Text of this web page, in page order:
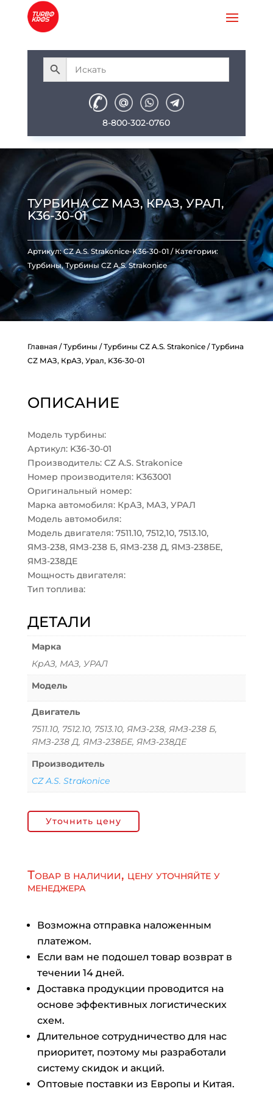
8-800-302-0760
ТУРБИНА CZ МАЗ, КРАЗ, УРАЛ,
K36-30-01
Артикул:CZ A.S. Strakonice-K36-30-01
Категории:
Турбины,Турбины CZ A.S. Strakonice
Главная/Турбины /Турбины CZ A.S. Strakonice/ Турбина
CZ МАЗ, КрАЗ, Урал, K36-30-01
ОПИСАНИЕ
Модель турбины:
Артикул: K36-30-01
Производитель: CZ A.S. Strakonice
Номер производителя: K363001
Оригинальный номер:
Марка автомобиля: КрАЗ, МАЗ, УРАЛ
Модель автомобиля:
Модель двигателя: 7511.10, 7512,10, 7513.10,
ЯМЗ-238, ЯМЗ-238 Б, ЯМЗ-238 Д, ЯМЗ-238БЕ,
ЯМЗ-238ДЕ
Мощность двигателя:
Тип топлива:
ДЕТАЛИ
Марка
КрАЗ, МАЗ, УРАЛ
Модель
Двигатель
7511.10, 7512.10, 7513.10, ЯМЗ-238, ЯМЗ-238 Б,
ЯМЗ-238 Д, ЯМЗ-238БЕ, ЯМЗ-238ДЕ
Производитель
CZ A.S. Strakonice
Уточнить цену
Товар в наличии, цену уточняйте у
менеджера
Возможна отправка наложенным
платежом.
Если вам не подошел товар возврат в
течении 14 дней.
Доставка продукции проводится на
основе эффективных логистических
схем.
Длительное сотрудничество для нас
приоритет, поэтому мы разработали
систему скидок и акций.
Оптовые поставки из Европы и Китая.